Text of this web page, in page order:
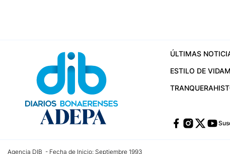
ÚLTIMAS
ESTILO DE VIDA
TRANQUERA
Agencia DIB - Fecha de Inicio: Septiembre 1993